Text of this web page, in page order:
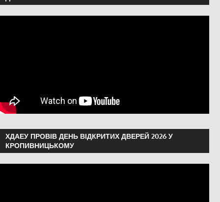
ХДАЕУ ПРОВІВ ДЕНЬ ВІДКРИТИХ ДВЕРЕЙ 2026 У
КРОПИВНИЦЬКОМУ